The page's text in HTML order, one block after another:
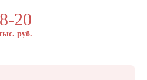
8-20
руб.